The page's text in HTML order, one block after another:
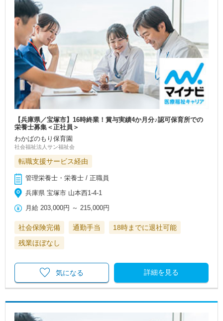
【兵庫県／宝塚市】16時終業！賞与実績4か月分♪認可保育所での
栄養士募集＜正社員＞
わかばのもり保育園
社会福祉法人サン福祉会
転職支援サービス経由
管理栄養士・栄養士 / 正職員
兵庫県 宝塚市 山本西1-4-1
月給 203,000円 ～215,000円
社会保険完備 通勤手当
18時までに退社可能
残業ほぼなし
詳細を見る
気になる